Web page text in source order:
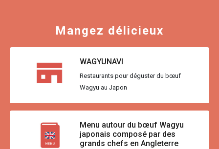
Mangez délicieux
WAGYUNAVI
Restaurants pour déguster du bœuf
Wagyu au Japon
Menu autour du bœuf Wagyu
japonais composé par des
grands chefs en Angleterre